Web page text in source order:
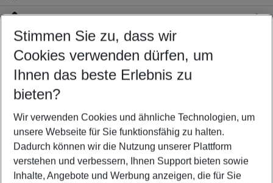
Location
Customize your offer
Find the perfect deal which suits your best
Your departure airport
Any airport
Select your date range
08/08/26–06/08/27 5-8 nights
Who will travel
2 adults No children
Stimmen Sie zu, dass wir
Cookies verwenden dürfen, um
Ihnen das beste Erlebnis zu
bieten?
Wir verwenden Cookies und ähnliche Technologien, um
unsere Webseite für Sie funktionsfähig zu halten.
Dadurch können wir die Nutzung unserer Plattform
verstehen und verbessern, Ihnen Support bieten sowie
Inhalte, Angebote und Werbung anzeigen, die für Sie